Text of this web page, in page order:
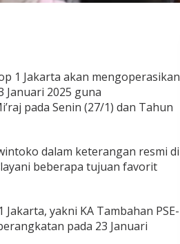
1 Jakarta akan mengoperasikan
Januari 2025 guna
pada Senin (27/1) dan Tahun
dalam keterangan resmi di
beberapa tujuan favorit
yakni KA Tambahan PSE-
pada 23 Januari